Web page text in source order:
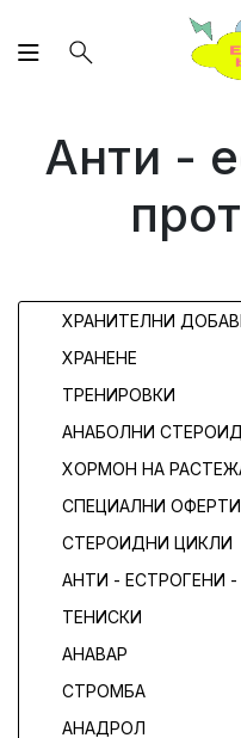
Анти -
ХРАНИТЕЛНИ
ХРАНЕНЕ
ТРЕНИРОВКИ
АНАБОЛНИ
ХОРМОН НА
СПЕЦИАЛНИ ОФЕРТИ
СТЕРОИДНИ ЦИКЛИ
АНТИ - ЕСТРОГЕНИ
ТЕНИСКИ
АНАВАР
СТРОМБА
АНАДРОЛ